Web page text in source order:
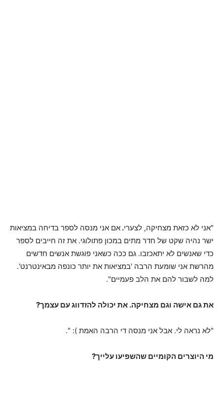
"אני לא כזאת מצחיקה, לצערי. אם אני מנסה לספר בדיחה במציאות
ישר נהיה שקט של חדר מתים במכון פתולוגי. את זה חייבים לספר
כדי שאנשים לא יתאכזבו. גם ככה כשאני פוגשת אנשים חדשים
מהרשת אני שומעת הרבה 'במציאות את יותר כונפה מבאינטרנט'.
למה לשבור להם את הלב פעמיים".
את גם אישה וגם מצחיקה. את יכולה להזדווג עם עצמך?
"לא נראה לי. אבל אני מנסה די הרבה האמת ): ".
מי היוצרים הקומיים שהשפיעו עלייך?